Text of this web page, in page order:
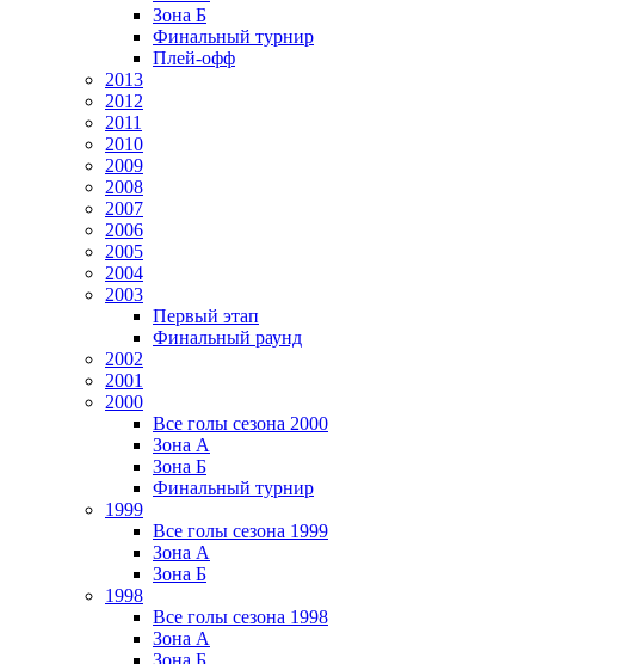
Зона Б
Финальный турнир
Плей-офф
2013
2012
2011
2010
2009
2008
2007
2006
2005
2004
2003
Первый этап
Финальный раунд
2002
2001
2000
Все голы сезона 2000
Зона А
Зона Б
Финальный турнир
1999
Все голы сезона 1999
Зона А
Зона Б
1998
Все голы сезона 1998
Зона А
Зона Б